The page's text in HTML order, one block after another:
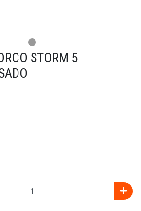
STORM 5